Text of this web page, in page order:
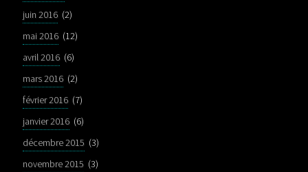
juin 2016 (2)
mai 2016 (12)
avril 2016 (6)
mars 2016 (2)
février 2016 (7)
janvier 2016 (6)
décembre 2015 (3)
novembre 2015 (3)